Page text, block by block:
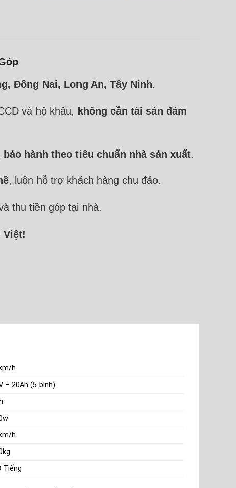
Đồng Nai, Long An, Tây Ninh.
và hộ khẩu, không cần tài sản đảm
bảo hành theo tiêu chuẩn nhà sản xuất.
, luôn hỗ trợ khách hàng chu đáo.
thu tiền góp tại nhà.
Việt!
h
– 20Ah (5 bình)
h
Tiếng